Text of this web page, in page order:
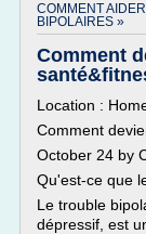
COMMENT
BIPOLAIRES »
Comment
Location :
Comment
October 24 by
Qu'est-ce que
Le trouble
dépressif, est